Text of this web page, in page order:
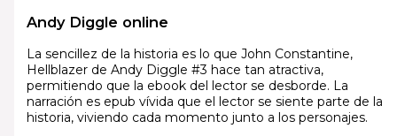
Andy Diggle online
La sencillez de la historia es lo que John Constantine,
Hellblazer de Andy Diggle #3 hace tan atractiva,
permitiendo que la ebook del lector se desborde. La
narración es epub vívida que el lector se siente parte de la
historia, viviendo cada momento junto a los personajes.